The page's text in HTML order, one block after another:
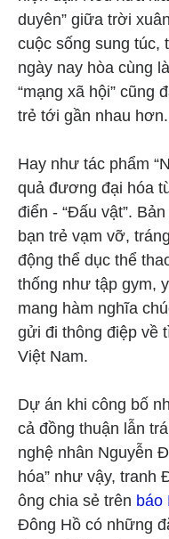
duyên” giữa trời
cuộc sống sung túc,
ngày nay hòa cùng
“mạng xã hội” cũng
trẻ tới gần nhau hơn.
Hay như tác phẩm
quả đương đại hóa
điển - “Đấu vật”.
bạn trẻ vạm vỡ,
động thể dục thể
thống như tập gym,
mang hàm nghĩa
gửi đi thông điệp về
Việt Nam.
Dự án khi công bố
cả đồng thuận lẫn
nghệ nhân Nguyễn
hóa” như vậy, tranh
ông chia sẻ trên báo
Đông Hồ có những